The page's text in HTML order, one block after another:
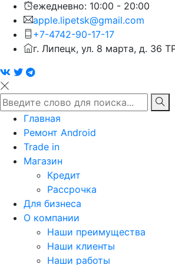
ежедневно: 10:00 - 20:00
apple.lipetsk@gmail.com
+7-4742-90-17-17
г. Липецк, ул. 8 марта, д. 36
Главная
Ремонт Android
Trade in
Магазин
Кредит
Рассрочка
Для бизнеса
О компании
Наши преимущества
Наши клиенты
Наши работы